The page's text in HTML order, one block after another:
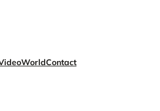
WorldContact